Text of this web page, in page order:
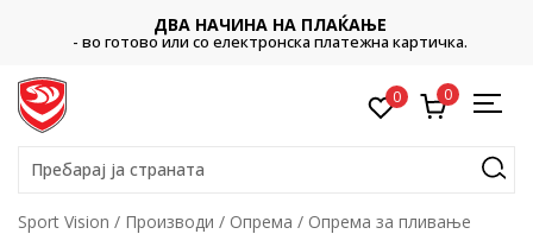
ДВА НАЧИНА НА ПЛАЌАЊЕ
- во готово или со електронска платежна картичка.
0 0
Пребарај ја страната
Sport Vision Производи Опрема
Опрема за пливање